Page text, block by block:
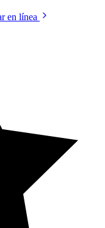
en línea